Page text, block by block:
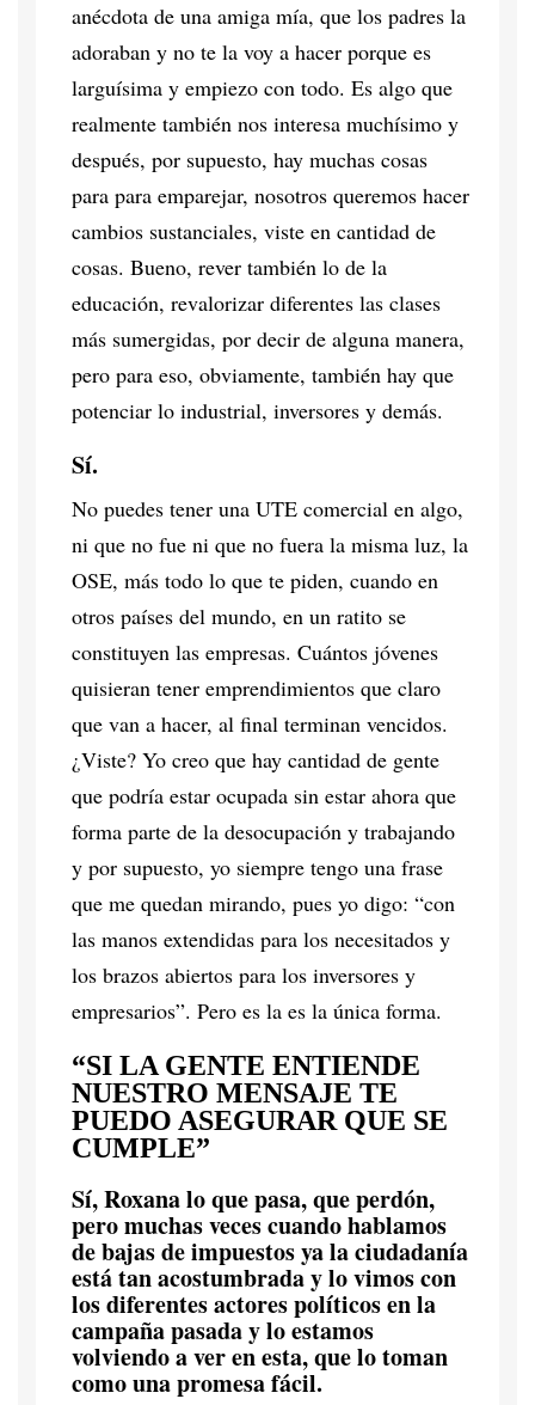
anécdota de una amiga mía, que los padres la
adoraban y no te la voy a hacer porque es
larguísima y empiezo con todo. Es algo que
realmente también nos interesa muchísimo y
después, por supuesto, hay muchas cosas
para para emparejar, nosotros queremos hacer
cambios sustanciales, viste en cantidad de
cosas. Bueno, rever también lo de la
educación, revalorizar diferentes las clases
más sumergidas, por decir de alguna manera,
pero para eso, obviamente, también hay que
potenciar lo industrial, inversores y demás.
Sí.
No puedes tener una UTE comercial en algo,
ni que no fue ni que no fuera la misma luz, la
OSE, más todo lo que te piden, cuando en
otros países del mundo, en un ratito se
constituyen las empresas. Cuántos jóvenes
quisieran tener emprendimientos que claro
que van a hacer, al final terminan vencidos.
¿Viste? Yo creo que hay cantidad de gente
que podría estar ocupada sin estar ahora que
forma parte de la desocupación y trabajando
y por supuesto, yo siempre tengo una frase
que me quedan mirando, pues yo digo: “con
las manos extendidas para los necesitados y
los brazos abiertos para los inversores y
empresarios”. Pero es la es la única forma.
“SI LA GENTE ENTIENDE
NUESTRO MENSAJE TE
PUEDO ASEGURAR QUE SE
CUMPLE”
Sí, Roxana lo que pasa, que perdón,
pero muchas veces cuando hablamos
de bajas de impuestos ya la ciudadanía
está tan acostumbrada y lo vimos con
los diferentes actores políticos en la
campaña pasada y lo estamos
volviendo a ver en esta, que lo toman
como una promesa fácil.